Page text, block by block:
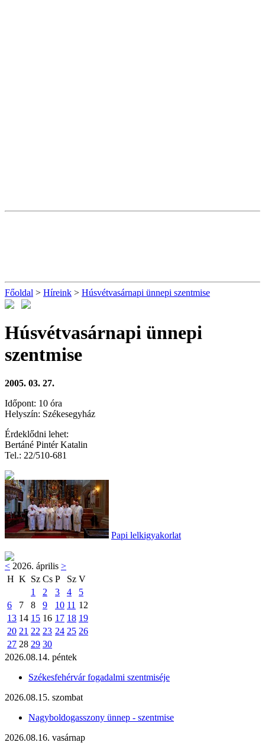
Főoldal > Híreink > Húsvétvasárnapi ünnepi szentmise
Húsvétvasárnapi ünnepi
szentmise
2005. 03. 27.
Időpont: 10 óra
Helyszín: Székesegyház
Érdeklődni lehet:
Bertáné Pintér Katalin
Tel.: 22/510-681
Papi lelkigyakorlat
< 2026. április >
H K Sz Cs P Sz V
1
2 3 4
5
6
7 8 9 10 11 12
13 14 15 16 17 18 19
20 21 22 23 24 25 26
27 28 29 30
2026.08.14. péntek
Székesfehérvár fogadalmi szentmiséje
2026.08.15. szombat
Nagyboldogasszony ünnep - szentmise
2026.08.16. vasárnap